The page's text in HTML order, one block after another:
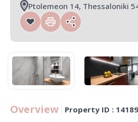
Ptolemeon 14, Thessaloniki
Overview Property ID :